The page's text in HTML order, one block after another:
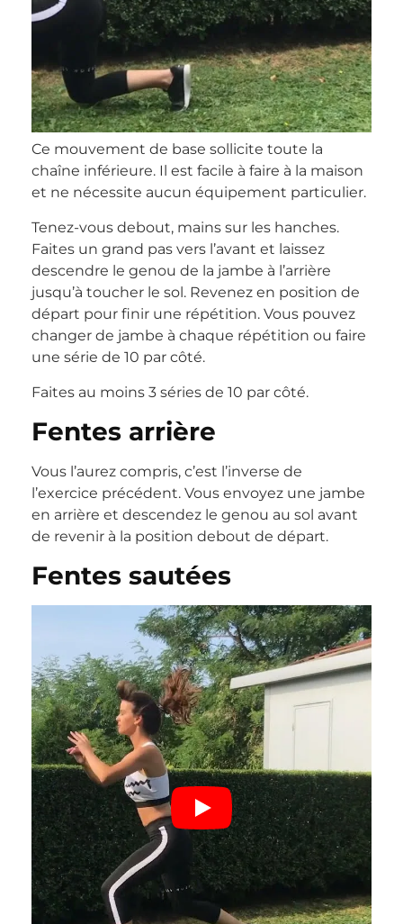
Ce mouvement de base sollicite toute la
chaîne inférieure. Il est facile à faire à la maison
et ne nécessite aucun équipement particulier.
Tenez-vous debout, mains sur les hanches.
Faites un grand pas vers l’avant et laissez
descendre le genou de la jambe à l’arrière
jusqu’à toucher le sol. Revenez en position de
départ pour finir une répétition. Vous pouvez
changer de jambe à chaque répétition ou faire
une série de 10 par côté.
Faites au moins 3 séries de 10 par côté.
Fentes arrière
Vous l’aurez compris, c’est l’inverse de
l’exercice précédent. Vous envoyez une jambe
en arrière et descendez le genou au sol avant
de revenir à la position debout de départ.
Fentes sautées